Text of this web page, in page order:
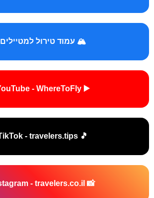
🏔️ עמוד טירול למטיילים
▶️ YouTube - WhereToFly
🎵 TikTok - travelers.tips
📸 Instagram - travelers.co.il